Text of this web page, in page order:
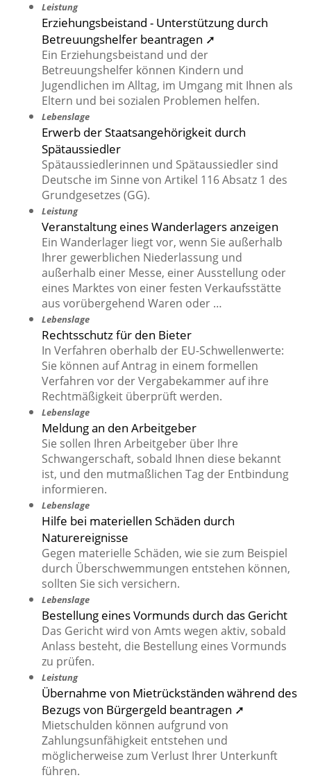
Leistung
Erziehungsbeistand - Unterstützung durch
Betreuungshelfer beantragen ➚
Ein Erziehungsbeistand und der
Betreuungshelfer können Kindern und
Jugendlichen im Alltag, im Umgang mit Ihnen als
Eltern und bei sozialen Problemen helfen.
Lebenslage
Erwerb der Staatsangehörigkeit durch
Spätaussiedler
Spätaussiedlerinnen und Spätaussiedler sind
Deutsche im Sinne von Artikel 116 Absatz 1 des
Grundgesetzes (GG).
Leistung
Veranstaltung eines Wanderlagers anzeigen
Ein Wanderlager liegt vor, wenn Sie außerhalb
Ihrer gewerblichen Niederlassung und
außerhalb einer Messe, einer Ausstellung oder
eines Marktes von einer festen Verkaufsstätte
aus vorübergehend Waren oder …
Lebenslage
Rechtsschutz für den Bieter
In Verfahren oberhalb der EU-Schwellenwerte:
Sie können auf Antrag in einem formellen
Verfahren vor der Vergabekammer auf ihre
Rechtmäßigkeit überprüft werden.
Lebenslage
Meldung an den Arbeitgeber
Sie sollen Ihren Arbeitgeber über Ihre
Schwangerschaft, sobald Ihnen diese bekannt
ist, und den mutmaßlichen Tag der Entbindung
informieren.
Lebenslage
Hilfe bei materiellen Schäden durch
Naturereignisse
Gegen materielle Schäden, wie sie zum Beispiel
durch Überschwemmungen entstehen können,
sollten Sie sich versichern.
Lebenslage
Bestellung eines Vormunds durch das Gericht
Das Gericht wird von Amts wegen aktiv, sobald
Anlass besteht, die Bestellung eines Vormunds
zu prüfen.
Leistung
Übernahme von Mietrückständen während des
Bezugs von Bürgergeld beantragen ➚
Mietschulden können aufgrund von
Zahlungsunfähigkeit entstehen und
möglicherweise zum Verlust Ihrer Unterkunft
führen.